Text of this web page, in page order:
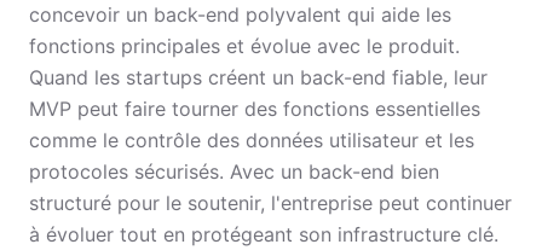
concevoir un back-end polyvalent qui aide les
fonctions principales et évolue avec le produit.
Quand les startups créent un back-end fiable, leur
MVP peut faire tourner des fonctions essentielles
comme le contrôle des données utilisateur et les
protocoles sécurisés. Avec un back-end bien
structuré pour le soutenir, l'entreprise peut continuer
à évoluer tout en protégeant son infrastructure clé.